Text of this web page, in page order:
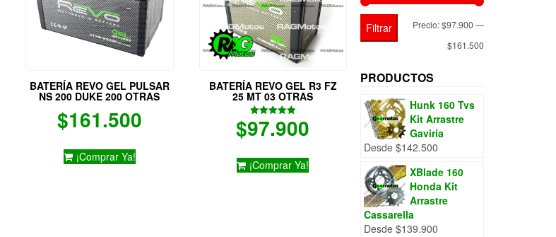
BATERÍA REVO GEL PULSAR
NS 200 DUKE 200 OTRAS
$161.500
¡Comprar Ya!
BATERÍA REVO GEL R3 FZ
25 MT 03 OTRAS
Valorado
con
$97.900
¡Comprar Ya!
Precio
mínimo
Precio
máximo
Filtrar Precio:$97.900—
$161.500
PRODUCTOS
Hunk 160 Tvs
Kit Arrastre
Gaviria
Desde $142.500
XBlade 160
Honda Kit
Arrastre
Cassarella
Desde $139.900